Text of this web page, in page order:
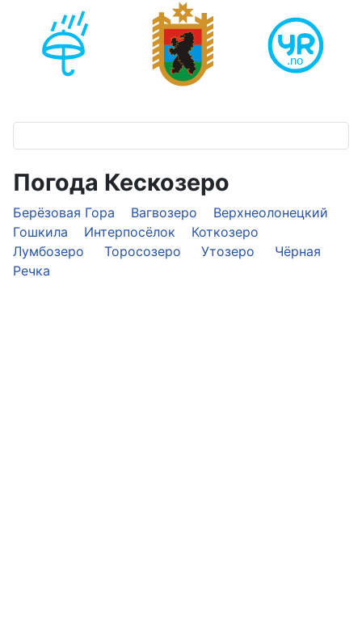
Погода Кескозеро
Берёзовая Гора Вагвозеро
Верхнеолонецкий
Гошкила
Интерпосёлок
Коткозеро
Лумбозеро
Торосозеро Утозеро
Чёрная
Речка